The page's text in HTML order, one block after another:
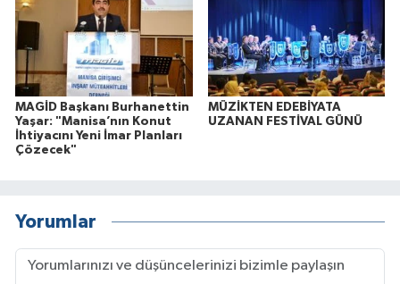
MAGİD Başkanı Burhanettin
Yaşar: "Manisa’nın Konut
İhtiyacını Yeni İmar Planları
Çözecek"
MÜZİKTEN EDEBİYATA
UZANAN FESTİVAL GÜNÜ
Yorumlar